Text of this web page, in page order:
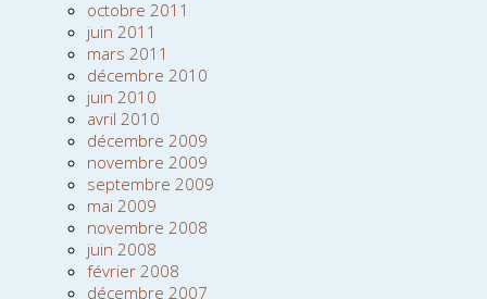
octobre 2011
juin 2011
mars 2011
décembre 2010
juin 2010
avril 2010
décembre 2009
novembre 2009
septembre 2009
mai 2009
novembre 2008
juin 2008
février 2008
décembre 2007